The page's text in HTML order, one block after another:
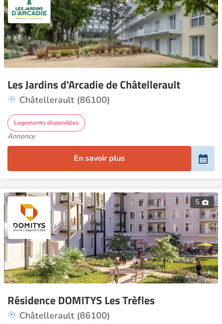
Les Jardins d'Arcadie de Châtellerault
Châtellerault (86100)
Logements disponibles
Annonce
En savoir plus
5
Résidence DOMITYS Les Trèfles
Châtellerault (86100)